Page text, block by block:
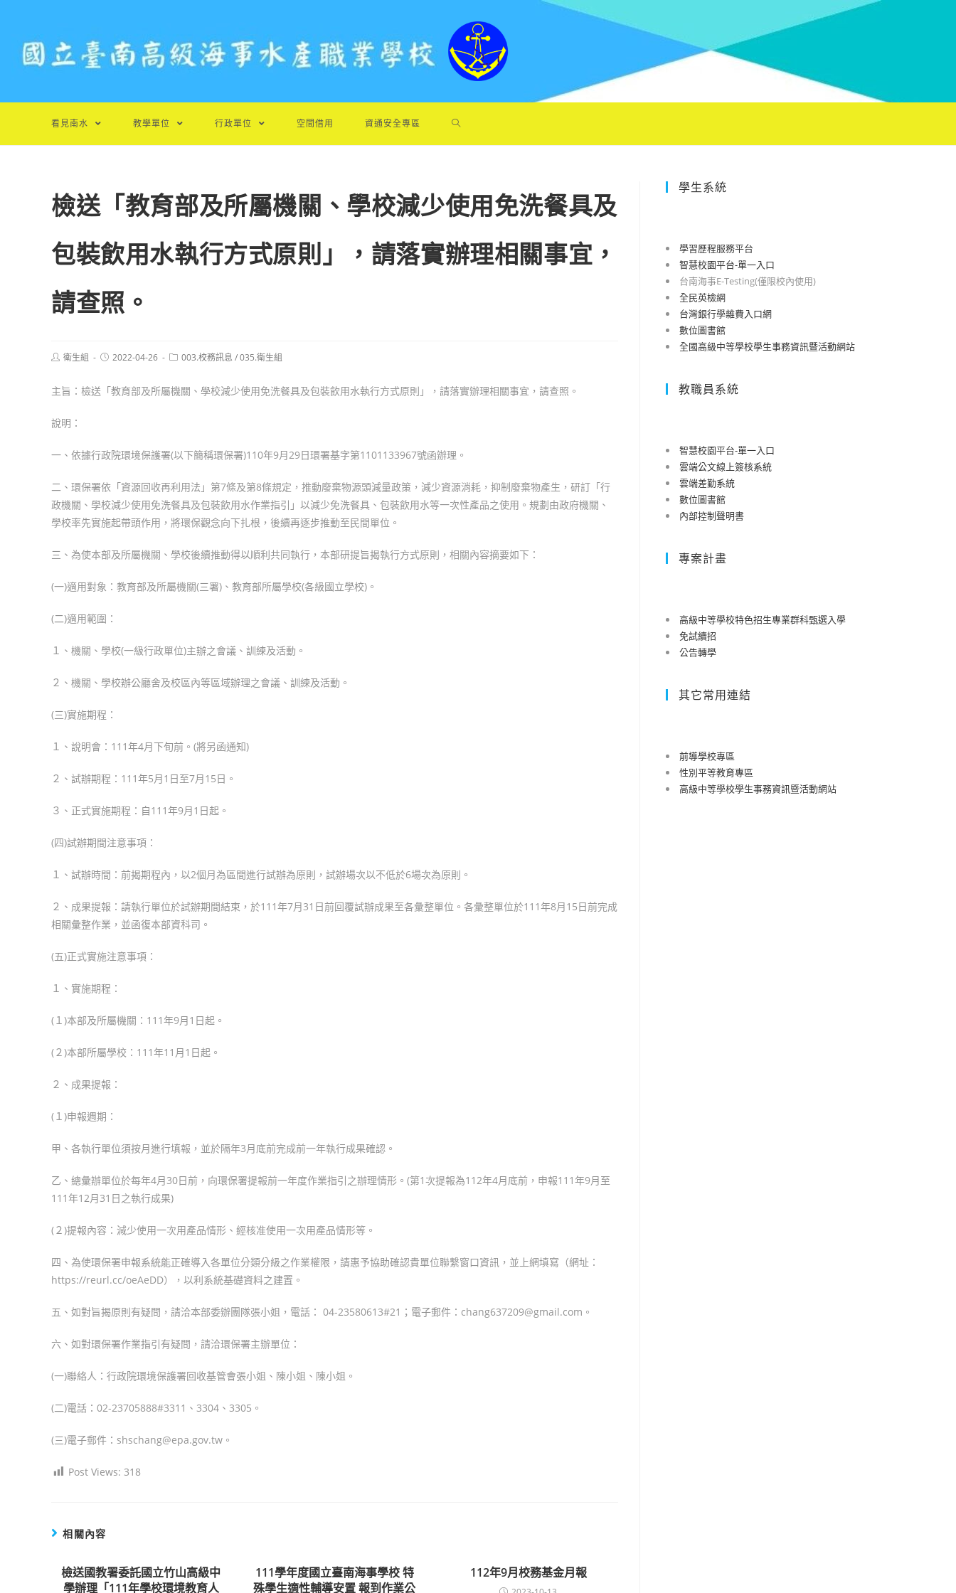
看見南水 教學單位 行政單位 空間借用 資通安全專區
檢送「教育部及所屬機關、學校減少使用免洗餐具及
包裝飲用水執行方式原則」，請落實辦理相關事宜，
請查照。
Post衛生組
Post2022-04-26
Post003.校務訊息 /035.衛生組
主旨：檢送「教育部及所屬機關、學校減少使用免洗餐具及包裝飲用水執行方式原則」，請落實辦理相關事宜，請查照。
說明：
一、依據行政院環境保護署(以下簡稱環保署)110年9月29日環署基字第1101133967號函辦理。
二、環保署依「資源回收再利用法」第7條及第8條規定，推動廢棄物源頭減量政策，減少資源消耗，抑制廢棄物產生，研訂「行
政機關、學校減少使用免洗餐具及包裝飲用水作業指引」以減少免洗餐具、包裝飲用水等一次性產品之使用。規劃由政府機關、
學校率先實施起帶頭作用，將環保觀念向下扎根，後續再逐步推動至民間單位。
三、為使本部及所屬機關、學校後續推動得以順利共同執行，本部研提旨揭執行方式原則，相關內容摘要如下：
(一)適用對象：教育部及所屬機關(三署)、教育部所屬學校(各級國立學校)。
(二)適用範圍：
１、機關、學校(一級行政單位)主辦之會議、訓練及活動。
２、機關、學校辦公廳舍及校區內等區域辦理之會議、訓練及活動。
(三)實施期程：
１、說明會：111年4月下旬前。(將另函通知)
２、試辦期程：111年5月1日至7月15日。
３、正式實施期程：自111年9月1日起。
(四)試辦期間注意事項：
１、試辦時間：前揭期程內，以2個月為區間進行試辦為原則，試辦場次以不低於6場次為原則。
２、成果提報：請執行單位於試辦期間結束，於111年7月31日前回覆試辦成果至各彙整單位。各彙整單位於111年8月15日前完成
相關彙整作業，並函復本部資科司。
(五)正式實施注意事項：
１、實施期程：
(１)本部及所屬機關：111年9月1日起。
(２)本部所屬學校：111年11月1日起。
２、成果提報：
(１)申報週期：
甲、各執行單位須按月進行填報，並於隔年3月底前完成前一年執行成果確認。
乙、總彙辦單位於每年4月30日前，向環保署提報前一年度作業指引之辦理情形。(第1次提報為112年4月底前，申報111年9月至
111年12月31日之執行成果)
(２)提報內容：減少使用一次用產品情形、經核准使用一次用產品情形等。
四、為使環保署申報系統能正確導入各單位分類分級之作業權限，請惠予協助確認貴單位聯繫窗口資訊，並上網填寫（網址：
https://reurl.cc/oeAeDD），以利系統基礎資料之建置。
五、如對旨揭原則有疑問，請洽本部委辦團隊張小姐，電話： 04-23580613#21；電子郵件：chang637209@gmail.com。
六、如對環保署作業指引有疑問，請洽環保署主辦單位：
(一)聯絡人：行政院環境保護署回收基管會張小姐、陳小姐、陳小姐。
(二)電話：02-23705888#3311、3304、3305。
(三)電子郵件：shschang@epa.gov.tw。
Post Views: 318
相關內容
檢送國教署委託國立竹山高級中
學辦理「111年學校環境教育人
111學年度國立臺南海事學校 特
殊學生適性輔導安置 報到作業公
112年9月校務基金月報
學生系統
學習歷程服務平台
智慧校園平台-單一入口
台南海事E-Testing(僅限校內使用)
全民英檢網
台灣銀行學雜費入口網
數位圖書館
全國高級中等學校學生事務資訊暨活動網站
教職員系統
智慧校園平台-單一入口
雲端公文線上簽核系統
雲端差勤系統
數位圖書館
內部控制聲明書
專案計畫
高級中等學校特色招生專業群科甄選入學
免試續招
公告轉學
其它常用連結
前導學校專區
性別平等教育專區
高級中等學校學生事務資訊暨活動網站